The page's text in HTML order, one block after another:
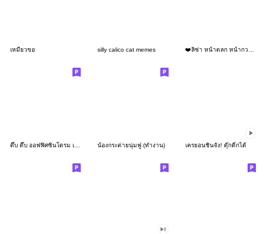
เหมียวขอ silly calico cat memes
ดึ๊บ ดึ๊บ ออฟฟิศซินโดรม เก้า น้องกระต่ายนุ่มฟู (ทำงาน) เครยอนชินจัง! ดุ๊กดิ๊กได้